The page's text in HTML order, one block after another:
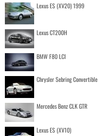
Lexus ES (XV20) 1999
Lexus CT200H
BMW F80 LCI
Chrysler Sebring Convertible
Mercedes Benz CLK GTR
Lexus ES (XV10)